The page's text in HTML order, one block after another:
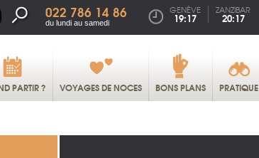
022 786 14 86
du lundi au samedi
GENÈVE
19:17
ZANZIBAR
20:17
PARTIR ? VOYAGES DE NOCES BONS PLANS PRATIQUE